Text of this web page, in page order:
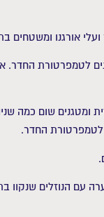
מצננים
שום כמה
עם הנוזלים שנקוו